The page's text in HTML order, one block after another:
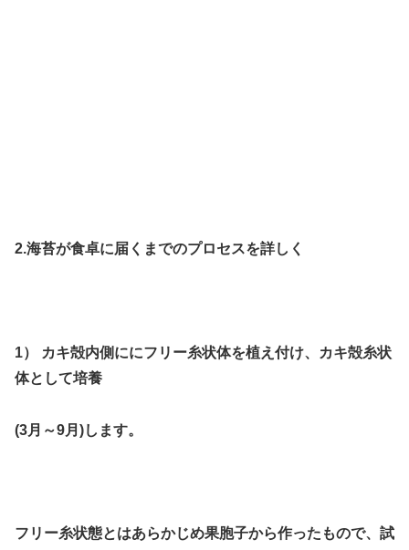
2.海苔が食卓に届くまでのプロセスを詳しく
1） カキ殻内側ににフリー糸状体を植え付け、カキ殻糸状
体として培養
(3月～9月)します。
フリー糸状態とはあらかじめ果胞子から作ったもので、試